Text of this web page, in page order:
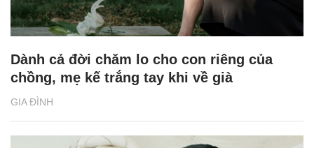
GIA ĐÌNH
Dành cả đời chăm lo cho con riêng của
chồng, mẹ kế trắng tay khi về già